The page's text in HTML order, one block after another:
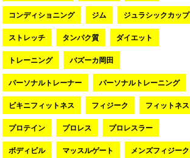
コンディショニング ジム ジュラシックカップ
ストレッチ タンパク質 ダイエット
トレーニング バズーカ岡田
パーソナルトレーナー パーソナルトレーニング
ビキニフィットネス フィジーク フィットネス
プロテイン プロレス プロレスラー
ボディビル マッスルゲート メンズフィジーク